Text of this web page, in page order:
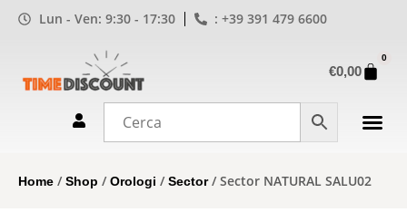
Lun - Ven: 9:30 - 17:30 : +39 391 479 6600
€0,00
0
Home /Shop /Orologi /Sector/ Sector NATURAL SALU02